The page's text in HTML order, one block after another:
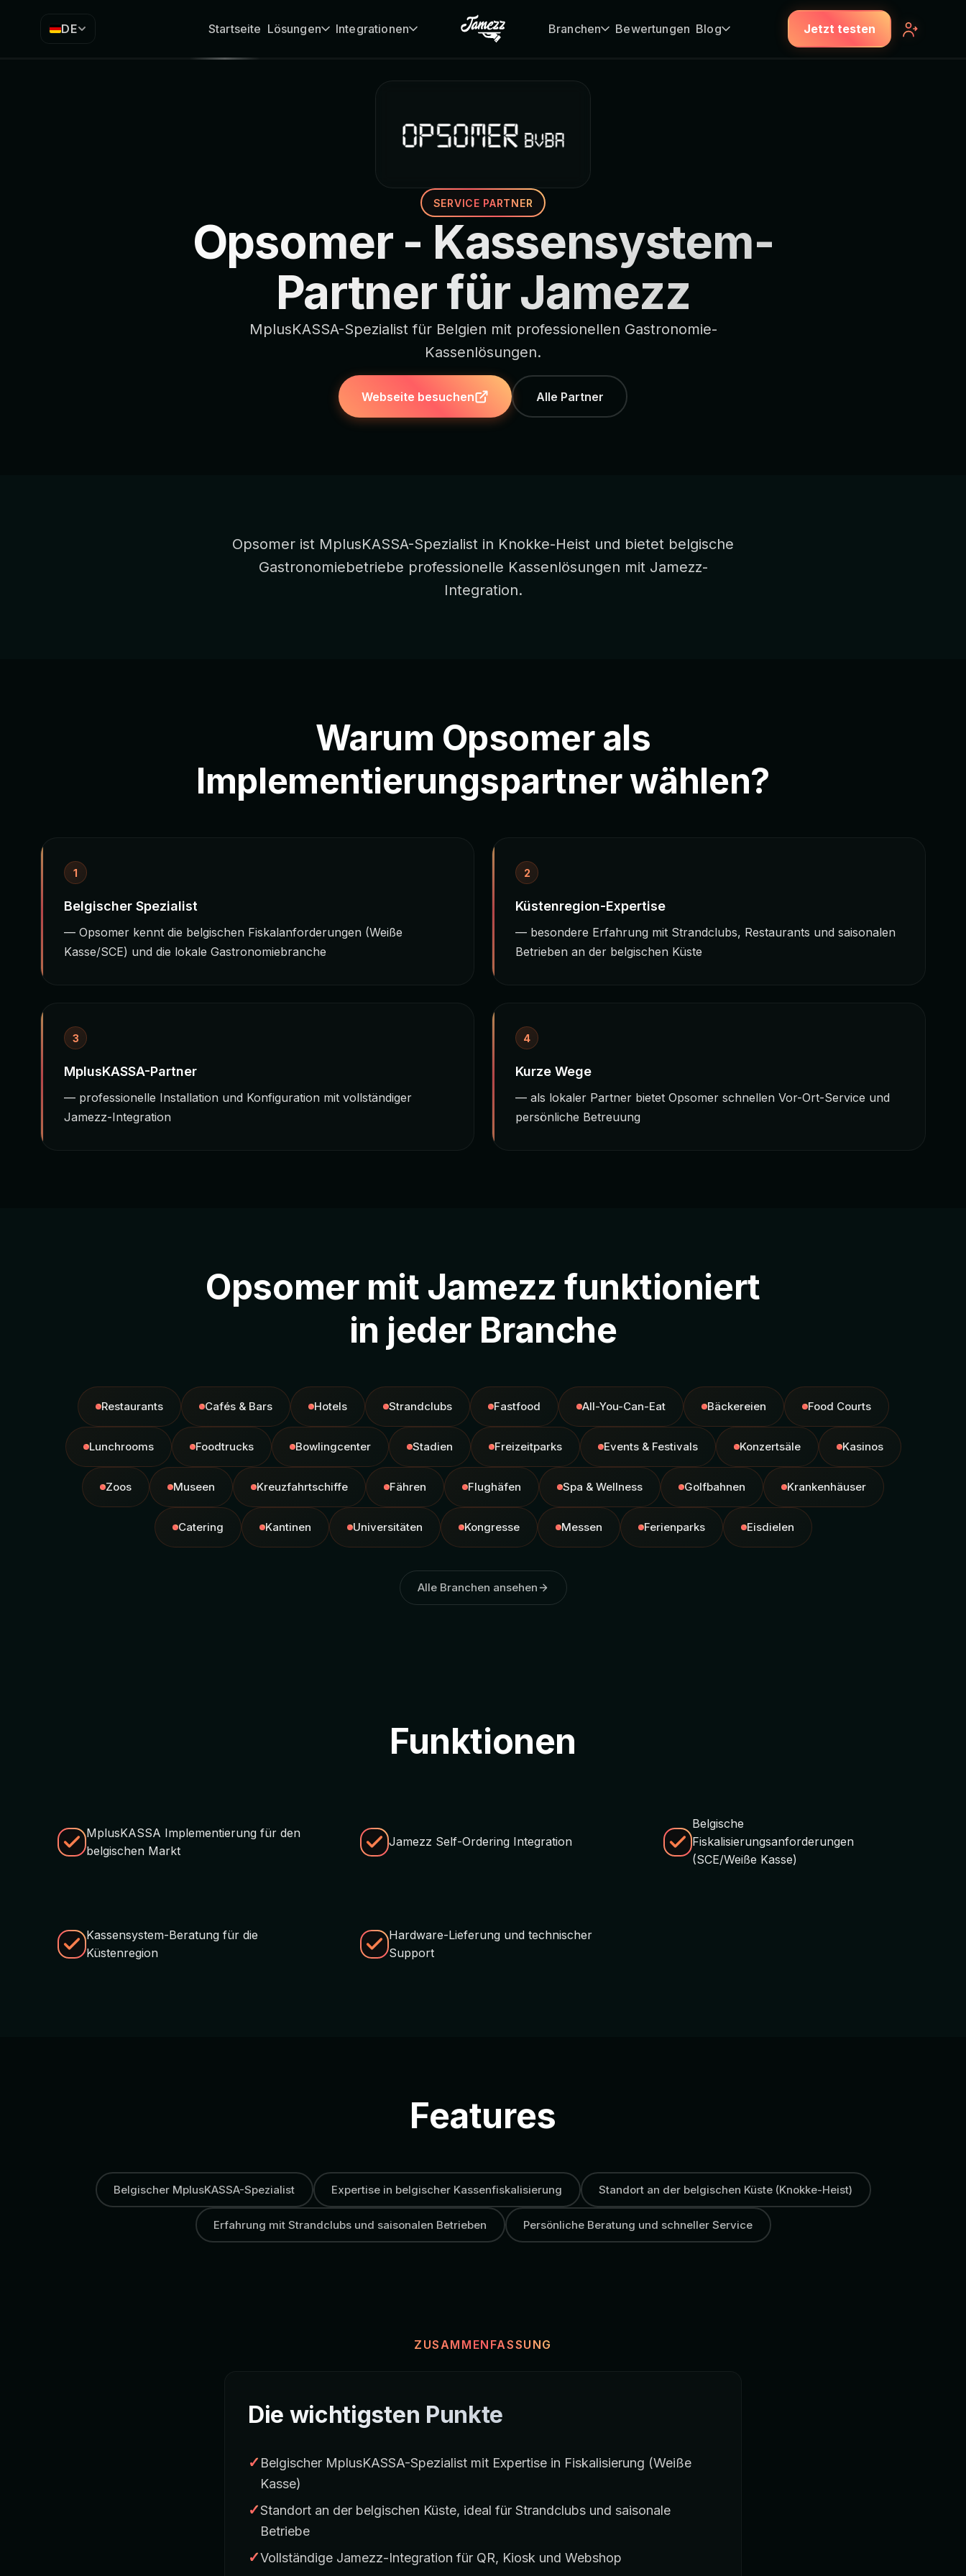
DE Startseite Lösungen Integrationen Branchen Bewertungen Blog Jetzt testen
SERVICE PARTNER
Opsomer - Kassensystem-
Partner für Jamezz
MplusKASSA-Spezialist für Belgien mit professionellen Gastronomie-
Kassenlösungen.
Webseite besuchen Alle Partner
Opsomer ist MplusKASSA-Spezialist in Knokke-Heist und bietet belgische
Gastronomiebetriebe professionelle Kassenlösungen mit Jamezz-
Integration.
Warum Opsomer als
Implementierungspartner wählen?
1
Belgischer Spezialist
— Opsomer kennt die belgischen Fiskalanforderungen (Weiße
Kasse/SCE) und die lokale Gastronomiebranche
2
Küstenregion-Expertise
— besondere Erfahrung mit Strandclubs, Restaurants und saisonalen
Betrieben an der belgischen Küste
3
MplusKASSA-Partner
— professionelle Installation und Konfiguration mit vollständiger
Jamezz-Integration
4
Kurze Wege
— als lokaler Partner bietet Opsomer schnellen Vor-Ort-Service und
persönliche Betreuung
Opsomer mit Jamezz funktioniert
in jeder Branche
Restaurants Cafés & Bars Hotels Strandclubs Fastfood All-You-Can-Eat Bäckereien Food Courts
Lunchrooms Foodtrucks Bowlingcenter Stadien Freizeitparks Events & Festivals Konzertsäle Kasinos
Zoos Museen Kreuzfahrtschiffe Fähren Flughäfen Spa & Wellness Golfbahnen Krankenhäuser
Catering Kantinen Universitäten Kongresse Messen Ferienparks Eisdielen
Alle Branchen ansehen
Funktionen
MplusKASSA Implementierung für den
belgischen Markt
Jamezz Self-Ordering Integration
Belgische
Fiskalisierungsanforderungen
(SCE/Weiße Kasse)
Kassensystem-Beratung für die
Küstenregion
Hardware-Lieferung und technischer
Support
Features
Belgischer MplusKASSA-Spezialist Expertise in belgischer Kassenfiskalisierung Standort an der belgischen Küste (Knokke-Heist)
Erfahrung mit Strandclubs und saisonalen Betrieben Persönliche Beratung und schneller Service
ZUSAMMENFASSUNG
Die wichtigsten Punkte
✓ Belgischer MplusKASSA-Spezialist mit Expertise in Fiskalisierung (Weiße
Kasse)
✓Standort an der belgischen Küste, ideal für Strandclubs und saisonale
Betriebe
✓Vollständige Jamezz-Integration für QR, Kiosk und Webshop